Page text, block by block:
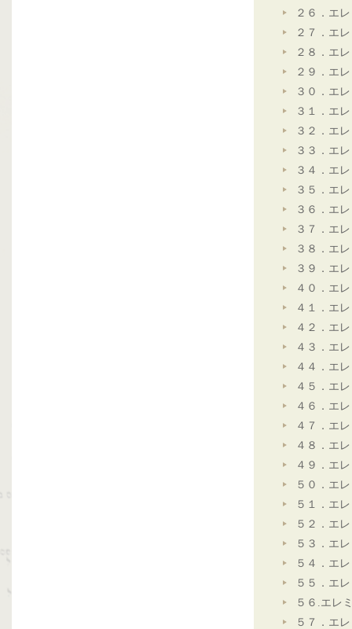
２６．エ
２７．エ
２８．エ
２９．エ
３０．エ
３１．エ
３２．エ
３３．エ
３４．エ
３５．エ
３６．エ
３７．エ
３８．エ
３９．エ
４０．エ
４１．エ
４２．エ
４３．エ
４４．エ
４５．エ
４６．エ
４７．エ
４８．エ
４９．エ
５０．エ
５１．エ
５２．エ
５３．エ
５４．エ
５５．エ
５６.エレ
５７．エ